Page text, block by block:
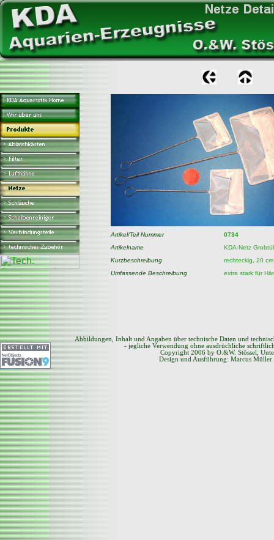
Artikel/Teil Nummer
0734
Artikelname
KDA-Netz
Kurzbeschreibung
rechteckig, 20 cm
Umfassende Beschreibung
extra stark für
Abbildungen, Inhalt und Angaben über technische Daten und
- jegliche Verwendung ohne ausdrüchliche
Copyright 2006 by O.&W. Stössel,
Design und Ausführung: Marcus